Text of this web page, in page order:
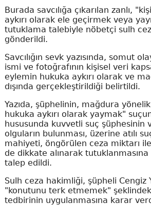
Burada savcılığa çıkarılan zanlı,
aykırı olarak ele geçirmek veya
tutuklama talebiyle nöbetçi sulh
gönderildi.
Savcılığın sevk yazısında, somut
ismi ve fotoğrafının kişisel veri
eylemin hukuka aykırı olarak ve
dışında gerçekleştirildiği belirtildi.
Yazıda, şüphelinin, mağdura
hukuka aykırı olarak yaymak"
hususunda kuvvetli suç şüphesinin
olguların bulunması, üzerine atılı
mahiyeti, öngörülen ceza miktarı
de dikkate alınarak
talep edildi.
Sulh ceza hakimliği, şüpheli Cengiz
"konutunu terk etmemek"
tedbirinin uygulanmasına karar